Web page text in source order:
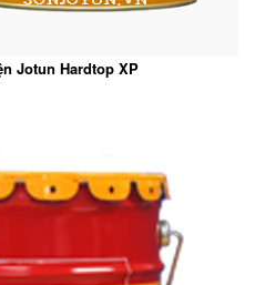
Jotun Hardtop XP